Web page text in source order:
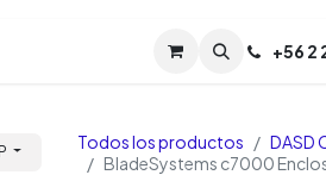
Soporte TPM (CL) +56 2
Todos los productos
DASD
BladeSystems c7000